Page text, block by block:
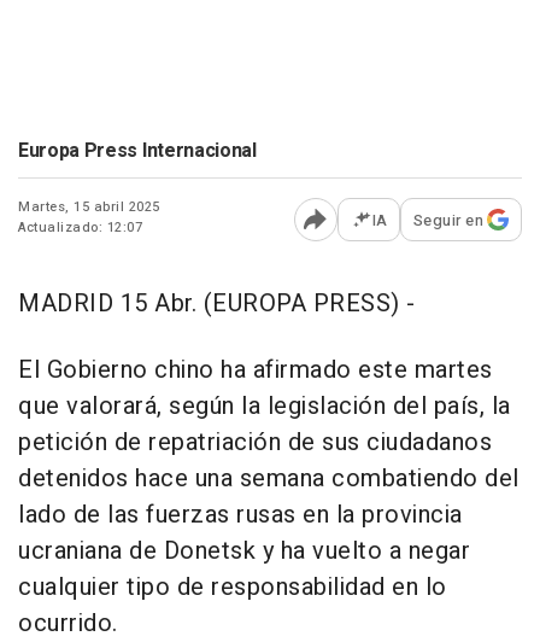
Europa Press Internacional
Martes, 15 abril 2025
Actualizado: 12:07
Abrir opciones para
IA Seguir en
MADRID 15 Abr. (EUROPA PRESS) -
El Gobierno chino ha afirmado este martes
que valorará, según la legislación del país, la
petición de repatriación de sus ciudadanos
detenidos hace una semana combatiendo del
lado de las fuerzas rusas en la provincia
ucraniana de Donetsk y ha vuelto a negar
cualquier tipo de responsabilidad en lo
ocurrido.